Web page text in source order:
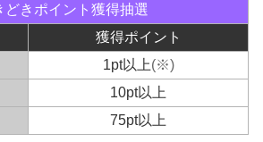
どきポイント獲得抽選
獲得ポイント
1pt以上(※)
10pt以上
75pt以上